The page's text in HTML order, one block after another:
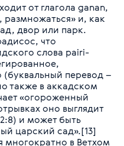
от глагола ganan,
размножаться» и, как
двор или парк.
что
слова pairi-
перевод –
также в аккадском
«огороженный
оно выглядит
и может быть
царский сад».[13]
в Ветхом